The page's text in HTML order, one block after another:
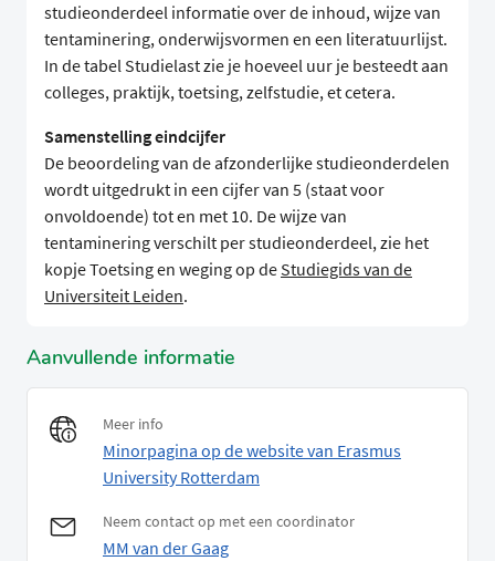
studieonderdeel informatie over de inhoud, wijze van
tentaminering, onderwijsvormen en een literatuurlijst.
In de tabel Studielast zie je hoeveel uur je besteedt aan
colleges, praktijk, toetsing, zelfstudie, et cetera.
Samenstelling eindcijfer
De beoordeling van de afzonderlijke studieonderdelen
wordt uitgedrukt in een cijfer van 5 (staat voor
onvoldoende) tot en met 10. De wijze van
tentaminering verschilt per studieonderdeel, zie het
kopje Toetsing en weging op de Studiegids van de
Universiteit Leiden.
Aanvullende informatie
Meer info
Minorpagina op de website van Erasmus
University Rotterdam
Neem contact op met een coordinator
MM van der Gaag